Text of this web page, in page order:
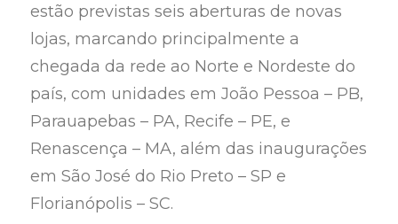
estão previstas seis aberturas de novas
lojas, marcando principalmente a
chegada da rede ao Norte e Nordeste do
país, com unidades em João Pessoa – PB,
Parauapebas – PA, Recife – PE, e
Renascença – MA, além das inaugurações
em São José do Rio Preto – SP e
Florianópolis – SC.